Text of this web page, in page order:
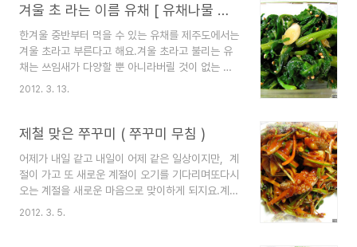
맛을 느끼게 해주는언제 먹어도 맛있는 도토리묵입
했지만 그게 어렵더군요.이유 = 귀찮다는 생각 때문
에요,지인이 보내준 녹두가 냉동실에 아주 많아서
숙주도 길러 먹고 방앗간에 가서 녹두를 타서(반으
로 잘라 껍질 벗김)녹두전도 해먹었고, 사람의 심리
만들어 봤어요.~~~오징어회도 ..
겨울 초 라는 이름 유채 [ 유채나물 무침 ]
한겨울 중반부터 먹을 수 있는 유채를 제주도에서는
겨울 초라고 부른다고 해요.겨울 초라고 불리는 유
채는 쓰임새가 다양할 뿐 아니라버릴 것이 없는 채
소지요.노란색의 꽃이 피면 장관을 이루어많은 사람
아니라 이젠 방방곡곡 유채의 장관을 볼 수 있더군
끓이고 나물로 먹는 채소인데오늘은 전 무침을 해먹
었답니다.재료유채 한 봉지 /굵은 소금 약간/ 대파
반개/양념= 다진 마늘 1티스푼/ 참기름 반 수저/ 몽
고간장 1 수저 반 / 깨소금 반수저/ 까나리액젓 커피
2012. 3. 13.
제철 맞은 쭈꾸미 ( 쭈꾸미 무침 )
어제가 내일 같고 내일이 어제 같은 일상이지만, 계
절이 가고 또 새로운 계절이 오기를 기다리며또다시
오는 계절을 새로운 마음으로 맞이하게 되지요.계절
마다 풍성하게 먹거리를 제공하는 자연의 고마움과
2012. 3. 5.